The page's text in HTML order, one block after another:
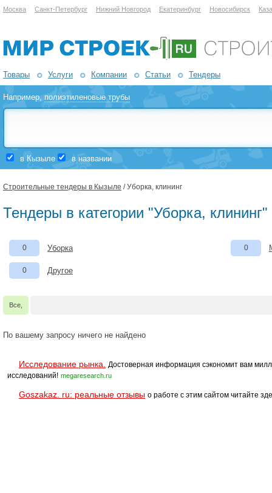
Москва Санкт-Петербург Нижний Новгород Екатеринбург Новосибирск
Товары Услуги Компании Статьи Тендеры
Например,полиэтиленовые трубы
в Кызыле в названии
Строительные тендеры в Кызыле / Уборка, клининг
Тендеры в категории "Уборка,
0 Уборка 0
0 Другое
Все,
По вашему запросу ничего не найдено
Исследование рынка.
Достоверная информация сэкономит вам
исследований! megaresearch.ru
Goszakaz. ru: реальные отзывы о работе с этим сайтом читайте